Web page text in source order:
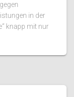
in der
knapp mit nur